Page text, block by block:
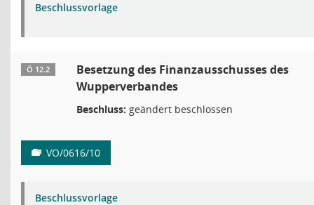
Beschlussvorlage
Ö 12.2
Besetzung des Finanzausschusses des
Wupperverbandes
Beschluss: geändert beschlossen
VO/0616/10
Beschlussvorlage